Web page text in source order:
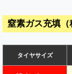
窒素ガス充填（
タイヤサイズ